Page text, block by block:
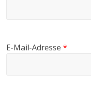
E-Mail-Adresse*